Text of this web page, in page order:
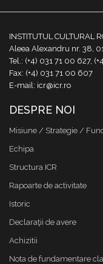
INSTITUTUL CULTURAL
Aleea Alexandru nr. 38,
Tel.: (+4) 031 71 00 627,
Fax: (+4) 031 71 00 607
E-mail: icr@icr.ro
DESPRE NOI
Misiune / Strategie /
Echipa
Structura ICR
Rapoarte de activitate
Istoric
Declaraţii de avere
Achizitii
Nota de fundamentare